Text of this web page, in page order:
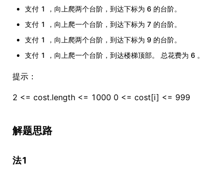
支付 1 ，向上爬两个台阶，到达下标为 6 的台阶。
支付 1 ，向上爬一个台阶，到达下标为 7 的台阶。
支付 1 ，向上爬两个台阶，到达下标为 9 的台阶。
支付 1 ，向上爬一个台阶，到达楼梯顶部。 总花费为 6 。
提示：
2 <= cost.length <= 1000 0 <= cost[i] <= 999
解题思路
法1